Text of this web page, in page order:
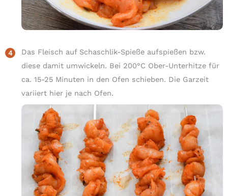
Das Fleisch auf Schaschlik-Spieße aufspießen bzw.
diese damit umwickeln. Bei 200°C Ober-Unterhitze für
ca. 15-25 Minuten in den Ofen schieben. Die Garzeit
variiert hier je nach Ofen.